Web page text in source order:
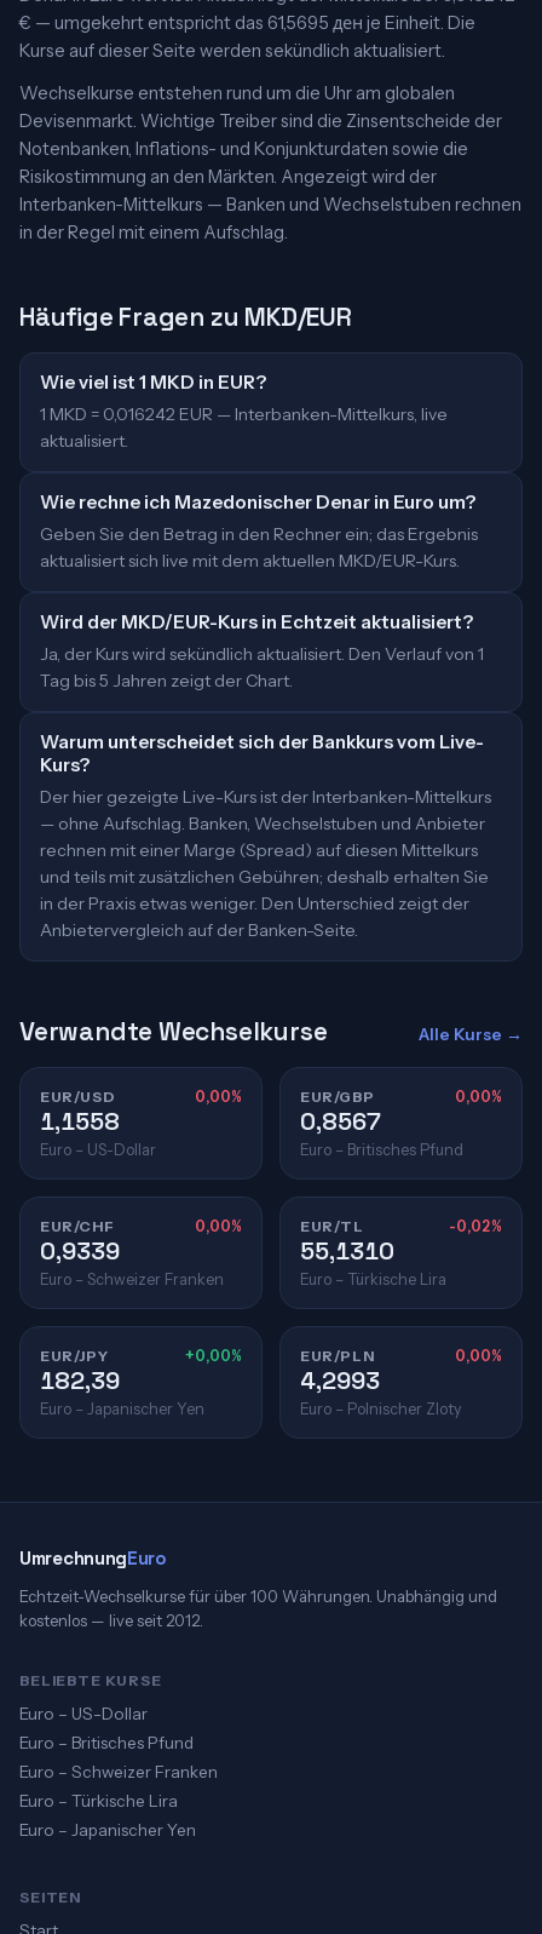
€ — umgekehrt entspricht das 61,5695 ден je Einheit. Die
Kurse auf dieser Seite werden sekündlich aktualisiert.
Wechselkurse entstehen rund um die Uhr am globalen
Devisenmarkt. Wichtige Treiber sind die Zinsentscheide der
Notenbanken, Inflations- und Konjunkturdaten sowie die
Risikostimmung an den Märkten. Angezeigt wird der
Interbanken-Mittelkurs — Banken und Wechselstuben rechnen
in der Regel mit einem Aufschlag.
Häufige Fragen zu MKD/EUR
Wie viel ist 1 MKD in EUR?
1 MKD = 0,016242 EUR — Interbanken-Mittelkurs, live
aktualisiert.
Wie rechne ich Mazedonischer Denar in Euro um?
Geben Sie den Betrag in den Rechner ein; das Ergebnis
aktualisiert sich live mit dem aktuellen MKD/EUR-Kurs.
Wird der MKD/EUR-Kurs in Echtzeit aktualisiert?
Ja, der Kurs wird sekündlich aktualisiert. Den Verlauf von 1
Tag bis 5 Jahren zeigt der Chart.
Warum unterscheidet sich der Bankkurs vom Live-
Kurs?
Der hier gezeigte Live-Kurs ist der Interbanken-Mittelkurs
— ohne Aufschlag. Banken, Wechselstuben und Anbieter
rechnen mit einer Marge (Spread) auf diesen Mittelkurs
und teils mit zusätzlichen Gebühren; deshalb erhalten Sie
in der Praxis etwas weniger. Den Unterschied zeigt der
Anbietervergleich auf der Banken-Seite.
Verwandte Wechselkurse Alle Kurse →
EUR/USD 0,00%
1,1558
Euro – US-Dollar
EUR/GBP 0,00%
0,8567
Euro – Britisches Pfund
EUR/CHF 0,00%
0,9339
Euro – Schweizer Franken
EUR/TL -0,02%
55,1310
Euro – Türkische Lira
EUR/JPY +0,00%
182,39
Euro – Japanischer Yen
EUR/PLN 0,00%
4,2993
Euro – Polnischer Zloty
UmrechnungEuro
Echtzeit-Wechselkurse für über 100 Währungen. Unabhängig und
kostenlos — live seit 2012.
BELIEBTE KURSE
Euro – US-Dollar
Euro – Britisches Pfund
Euro – Schweizer Franken
Euro – Türkische Lira
Euro – Japanischer Yen
SEITEN